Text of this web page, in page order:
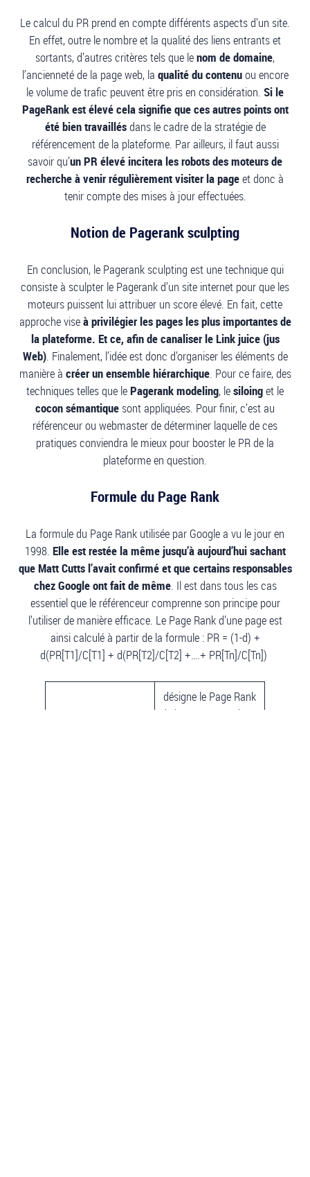
Le calcul du PR prend en compte différents aspects d’un site.
En effet, outre le nombre et la qualité des liens entrants et
sortants, d’autres critères tels que lenom de domaine,
l’ancienneté de la page web, la qualité du contenuou encore
le volume de trafic peuvent être pris en considération. Si le
PageRank est élevé cela signifie que ces autres points ont
été bien travaillésdans le cadre de la stratégie de
référencement de la plateforme. Par ailleurs, il faut aussi
savoir qu’un PR élevé incitera les robots des moteurs de
recherche à venir régulièrement visiter la pageet donc à
tenir compte des mises à jour effectuées.
Notion de Pagerank sculpting
En conclusion, le Pagerank sculpting est une technique qui
consiste à sculpter le Pagerank d’un site internet pour que les
moteurs puissent lui attribuer un score élevé. En fait, cette
approche viseà privilégier les pages les plus importantes de
la plateforme. Et ce, afin de canaliser le Link juice (jus
Web). Finalement, l’idée est donc d’organiser les éléments de
manière à créer un ensemble hiérarchique. Pour ce faire, des
techniques telles que le Pagerank modeling, lesiloinget le
cocon sémantique sont appliquées. Pour finir, c’est au
référenceur ou webmaster de déterminer laquelle de ces
pratiques conviendra le mieux pour booster le PR de la
plateforme en question.
Formule du Page Rank
La formule du Page Rank utilisée par Google a vu le jour en
1998. Elle est restée la même jusqu’à aujourd’hui sachant
que Matt Cutts l’avait confirmé et que certains responsables
chez Google ont fait de même. Il est dans tous les cas
essentiel que le référenceur comprenne son principe pour
l’utiliser de manière efficace. Le Page Rank d’une page est
ainsi calculé à partir de la formule : PR = (1-d) +
d(PR[T1]/C[T1] + d(PR[T2]/C[T2] +….+ PR[Tn]/C[Tn])
désigne le Page Rank
de la page Tn sachant